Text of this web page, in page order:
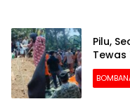
Pilu,